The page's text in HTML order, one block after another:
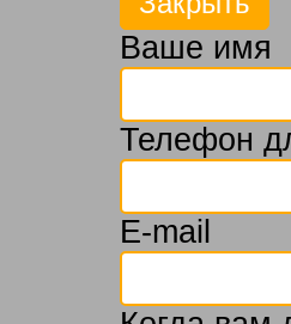
Ваше имя
Телефон
E-mail